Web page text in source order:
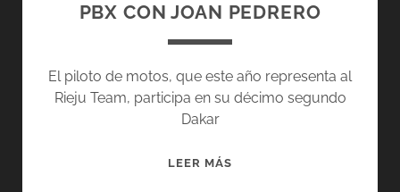
PBX CON JOAN PEDRERO
El piloto de motos, que este año representa al
Rieju Team, participa en su décimo segundo
Dakar
LEER MÁS